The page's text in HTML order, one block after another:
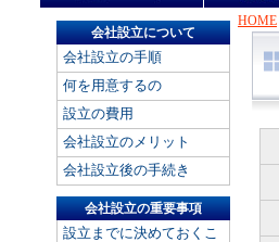
会社設立について
会社設立の手順
何を用意するの
設立の費用
会社設立のメリット
会社設立後の手続き
会社設立の重要事項
設立までに決めておくこ
HOME